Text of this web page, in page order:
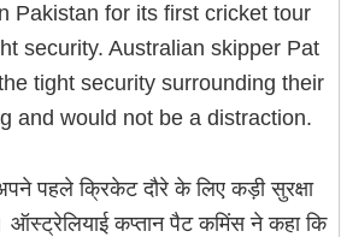
Pakistan for its first cricket tour
security. Australian skipper Pat
tight security surrounding their
and would not be a distraction.
पहले क्रिकेट दौरे के लिए कड़ी सुरक्षा
ऑस्ट्रेलियाई कप्तान पैट कमिंस ने कहा कि